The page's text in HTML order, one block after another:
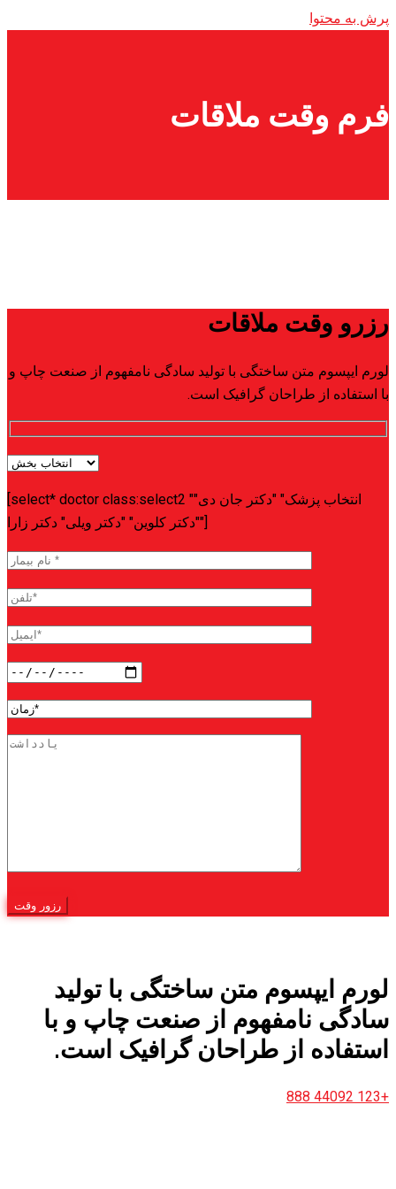
پرش به محتوا
فرم وقت ملاقات
رزرو وقت ملاقات
لورم ایپسوم متن ساختگی با تولید سادگی نامفهوم از صنعت چاپ و
با استفاده از طراحان گرافیک است.
[select* doctor class:select2 "انتخاب پزشک" "دکتر جان دی"
"دکتر کلوین" "دکتر ویلی" دکتر زارا"]
لورم ایپسوم متن ساختگی با تولید
سادگی نامفهوم از صنعت چاپ و با
استفاده از طراحان گرافیک است.
+123 44092 888